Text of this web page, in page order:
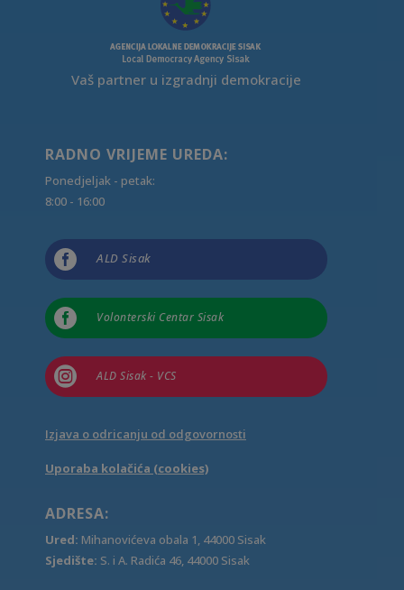
Vaš partner u izgradnji demokracije
RADNO VRIJEME UREDA:
Ponedjeljak - petak:
8:00 - 16:00
 ALD Sisak
 Volonterski Centar Sisak
 ALD Sisak - VCS
Izjava o odricanju od odgovornosti
Uporaba kolačića (cookies)
ADRESA:
Ured: Mihanovićeva obala 1, 44000 Sisak
Sjedište: S. i A. Radića 46, 44000 Sisak